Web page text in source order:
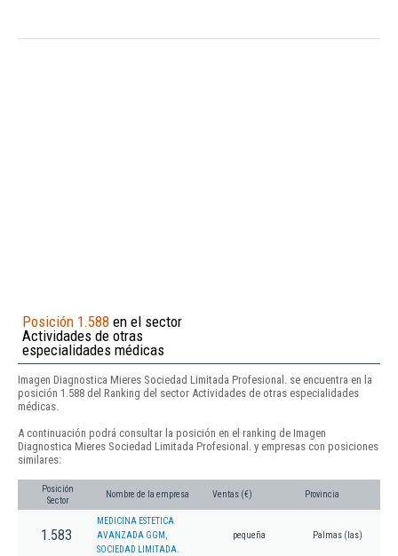
Posición 1.588 en el sector
Actividades de otras
especialidades médicas
Imagen Diagnostica Mieres Sociedad Limitada Profesional. se encuentra en la
posición 1.588 del Ranking del sector Actividades de otras especialidades
médicas.
A continuación podrá consultar la posición en el ranking de Imagen
Diagnostica Mieres Sociedad Limitada Profesional. y empresas con posiciones
similares:
Posición
Sector
Nombre de la empresa Ventas (€) Provincia
1.583
MEDICINA ESTETICA
AVANZADA GGM,
SOCIEDAD LIMITADA.
pequeña Palmas (las)